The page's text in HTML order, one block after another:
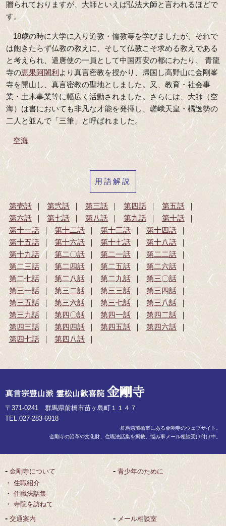
贈られておりますが、大師といえば弘法大師と言われるほどで
す。
18歳の時に大学に入り道教・儒教等を学びましたが、それで
は飽きたらず仏教の教えに、そして仏教こそ求める教えである
と考えられ、遣唐使の一員として中国西安の都にわたり、 青龍
寺の恵果阿闍利 より真言密教を授かり、帰国し高野山に金剛峯
寺を開山し、真言密教の聖地としました。又、教育・社会事
業・土木事業等に幅広く活動されました。さらには、大師（空
海）は書においても非凡な才能を発揮し、嵯峨天皇・橘逸勢の
二人と並んで「三筆」と呼ばれました。
空海
用語解説
第壱話 第弐話 第三話 第四話
第五話
第六話
第七話 第八話 第九話
第十話
第十一話
第十二話 第十三話
第十四話
第十五話
第十六話 第十七話
第十八話
第十九話
第二〇話 第二一話
第二二話
第二三話
第二四話 第二五話
第二六話
第二七話
第二八話 第二九話
第三〇話
第三一話
第三二話 第三三話
第三四話
第三五話
第三六話 第三七話
第三八話
第三九話
第四〇話 第四一話
第四二話
第四三話
第四四話 第四五話
第四六話
第四七話
第四八話
真言宗豊山派 霊松山歓喜院金剛寺
〒371-0241 群馬県前橋市苗ヶ島町１１４７
TEL.027-283-6918
群馬県前橋市にある金剛寺のウェブサイト。
金剛寺の沿革や文化財、住職法話集を掲載。悩み事メール相談受け付け中。
金剛寺について
住職紹介
住職法話集
寺院を訪ねて
青少年のために
交通案内 メール相談室